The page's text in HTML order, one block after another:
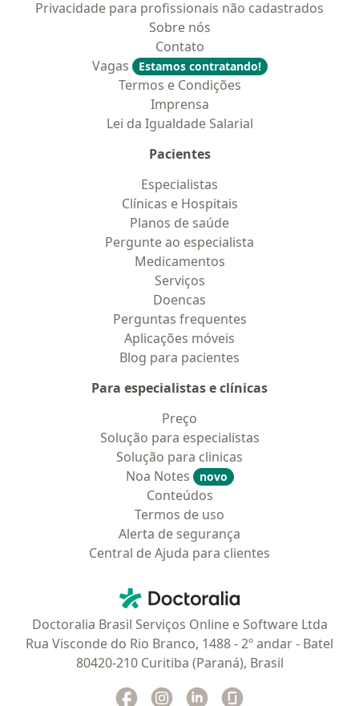
Privacidade para profissionais não cadastrados
Sobre nós
Contato
Vagas
Estamos contratando!
Termos e Condições
Imprensa
Lei da Igualdade Salarial
Pacientes
Especialistas
Clínicas e Hospitais
Planos de saúde
Pergunte ao especialista
Medicamentos
Serviços
Doencas
Perguntas frequentes
Aplicações móveis
Blog para pacientes
Para especialistas e clínicas
Preço
Solução para especialistas
Solução para clinicas
Noa Notes
novo
Conteúdos
Termos de uso
Alerta de segurança
Central de Ajuda para clientes
Doctoralia - Homepage
Doctoralia Brasil Serviços Online e Software Ltda
Rua Visconde do Rio Branco, 1488 - 2º andar - Batel
80420-210 Curitiba (Paraná), Brasil
Facebook
abre num novo separador
Instagram
abre num novo separador
Linkedin
abre num novo